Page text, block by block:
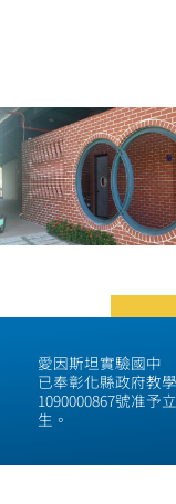
愛因斯坦實驗國中
已奉彰化縣政府教
1090000867號准予
生。